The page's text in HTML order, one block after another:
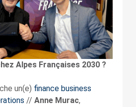
Alpes Françaises 2030 ?
un(e) finance business
// Anne Murac,